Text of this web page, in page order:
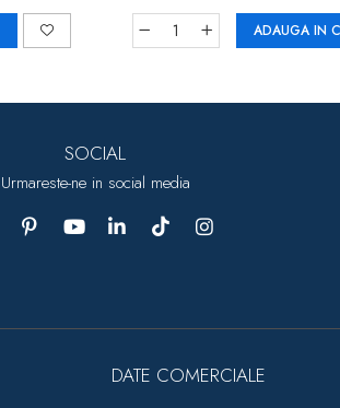
ADAUGA IN
SOCIAL
Urmareste-ne in social media
DATE COMERCIALE